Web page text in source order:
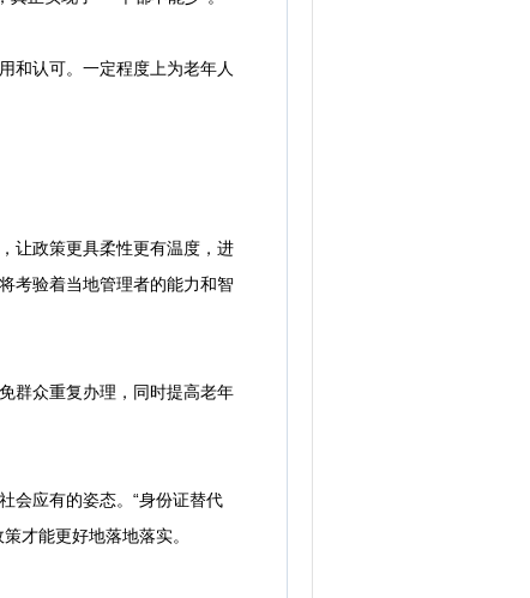
认可。一定程度上为老年人
让政策更具柔性更有温度，进
考验着当地管理者的能力和智
群众重复办理，同时提高老年
应有的姿态。“身份证替代
才能更好地落地落实。